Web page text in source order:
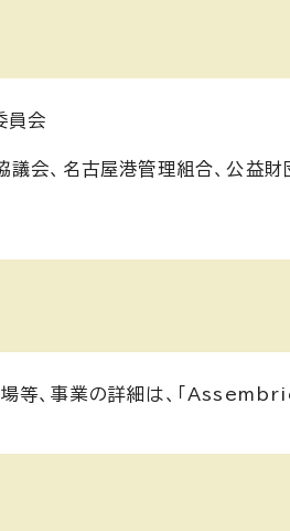
員会
議会、名古屋港管理組合、公益
場等、事業の詳細は、「